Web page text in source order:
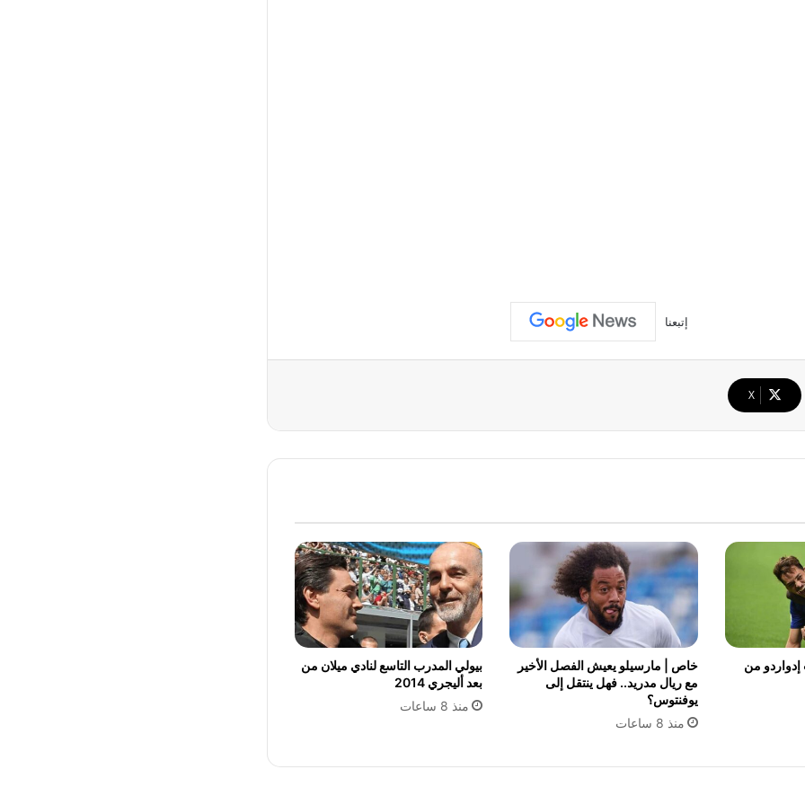
إتبعنا
‫X
من
خاص | مارسيلو يعيش الفصل الأخير
مع ريال مدريد.. فهل ينتقل إلى
يوفنتوس؟
منذ 8 ساعات
بيولي المدرب التاسع لنادي ميلان من
بعد أليجري 2014
منذ 8 ساعات